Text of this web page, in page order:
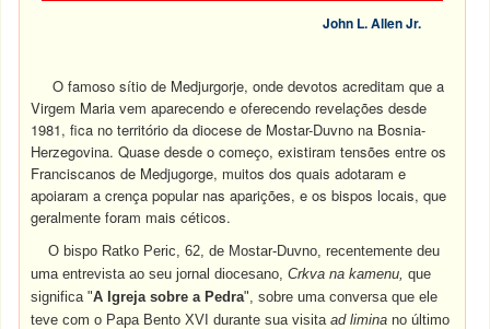
John L. Allen Jr.
O famoso sítio de Medjurgorje, onde devotos acreditam que a
Virgem Maria vem aparecendo e oferecendo revelações desde
1981, fica no território da diocese de Mostar-Duvno na Bosnia-
Herzegovina. Quase desde o começo, existiram tensões entre os
Franciscanos de Medjugorge, muitos dos quais adotaram e
apoiaram a crença popular nas aparições, e os bispos locais, que
geralmente foram mais céticos.
O bispo Ratko Peric, 62, de Mostar-Duvno, recentemente deu
uma entrevista ao seu jornal diocesano,Crkva na kamenu,que
significa "A Igreja sobre a Pedra", sobre uma conversa que ele
teve com o Papa Bento XVI durante sua visitaad liminano último